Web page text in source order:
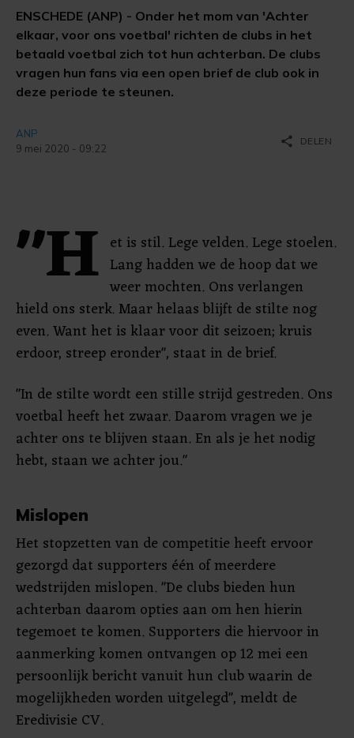
ENSCHEDE (ANP) - Onder het mom van 'Achter
elkaar, voor ons voetbal' richten de clubs in het
betaald voetbal zich tot hun achterban. De clubs
vragen hun fans via een open brief de club ook in
deze periode te steunen.
ANP
9 mei 2020 - 09:22
share DELEN
"H et is stil. Lege velden. Lege stoelen.
Lang hadden we de hoop dat we
weer mochten. Ons verlangen
hield ons sterk. Maar helaas blijft de stilte nog
even. Want het is klaar voor dit seizoen; kruis
erdoor, streep eronder", staat in de brief.
"In de stilte wordt een stille strijd gestreden. Ons
voetbal heeft het zwaar. Daarom vragen we je
achter ons te blijven staan. En als je het nodig
hebt, staan we achter jou."
Mislopen
Het stopzetten van de competitie heeft ervoor
gezorgd dat supporters één of meerdere
wedstrijden mislopen. "De clubs bieden hun
achterban daarom opties aan om hen hierin
tegemoet te komen. Supporters die hiervoor in
aanmerking komen ontvangen op 12 mei een
persoonlijk bericht vanuit hun club waarin de
mogelijkheden worden uitgelegd", meldt de
Eredivisie CV.